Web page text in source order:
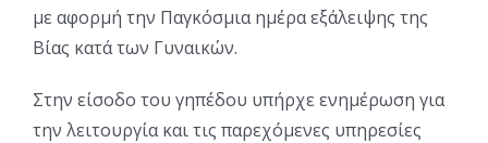
με αφορμή την Παγκόσμια ημέρα εξάλειψης της
Βίας κατά των Γυναικών.
Στην είσοδο του γηπέδου υπήρχε ενημέρωση για
την λειτουργία και τις παρεχόμενες υπηρεσίες